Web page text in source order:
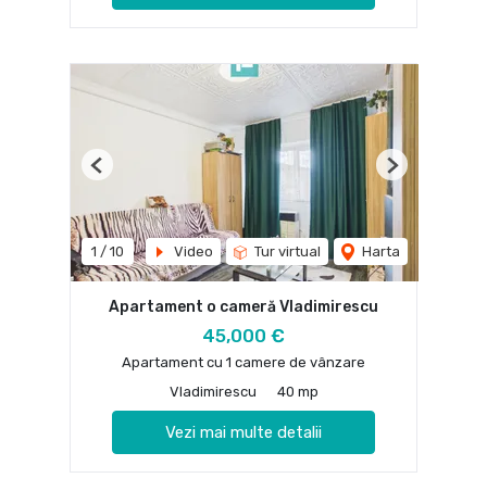
1 / 10 Video Tur virtual Harta
Previous Next
Apartament o cameră Vladimirescu
45,000 €
Apartament cu 1 camere de vânzare
Vladimirescu
40 mp
Vezi mai multe detalii